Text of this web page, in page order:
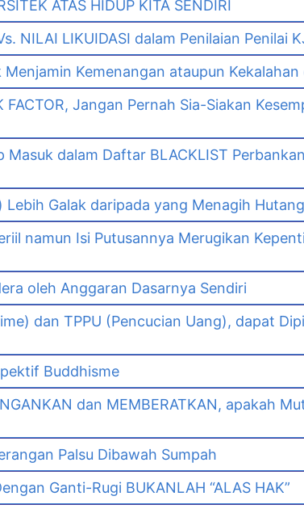
ATAS HIDUP KITA SENDIRI
NILAI LIKUIDASI dalam Penilaian Penilai
Kemenangan ataupun
Jangan Pernah Sia-Siakan
Masuk dalam Daftar BLACKLIST
Galak daripada yang Menagih
namun Isi Putusannya Merugikan
oleh Anggaran Dasarnya Sendiri
dan TPPU (Pencucian Uang), dapat
Buddhisme
dan MEMBERATKAN, apakah
Palsu Dibawah Sumpah
Ganti-Rugi BUKANLAH “ALAS HAK”